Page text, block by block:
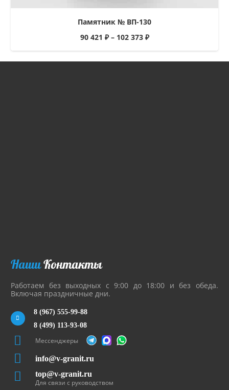
Памятник № ВП-130
90 421 ₽– 102 373 ₽
НашиКонтакты
Работаем без выходных с 9:00 до 18:00 и без обеда.
Включая праздничные дни.
8 (967) 555-99-88
8 (499) 113-93-08
Мессенджеры
info@v-granit.ru
top@v-granit.ru
Для связи с руководством